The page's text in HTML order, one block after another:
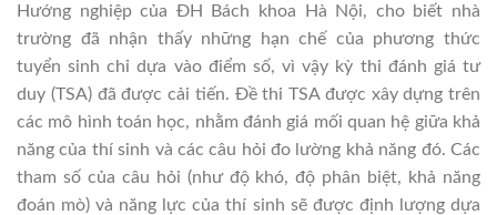
Hướng nghiệp của ĐH Bách khoa Hà Nội, cho biết nhà
trường đã nhận thấy những hạn chế của phương thức
tuyển sinh chỉ dựa vào điểm số, vì vậy kỳ thi đánh giá tư
duy (TSA) đã được cải tiến. Đề thi TSA được xây dựng trên
các mô hình toán học, nhằm đánh giá mối quan hệ giữa khả
năng của thí sinh và các câu hỏi đo lường khả năng đó. Các
tham số của câu hỏi (như độ khó, độ phân biệt, khả năng
đoán mò) và năng lực của thí sinh sẽ được định lượng dựa